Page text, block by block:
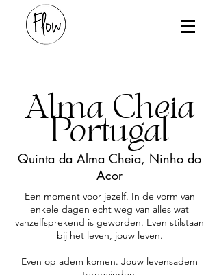
Alma Cheia
Portugal
Quinta da Alma Cheia, Ninho do
Acor
Een moment voor jezelf. In de vorm van
enkele dagen echt weg van alles wat
vanzelfsprekend is geworden. Even stilstaan
bij het leven, jouw leven.
Even op adem komen. Jouw levensadem